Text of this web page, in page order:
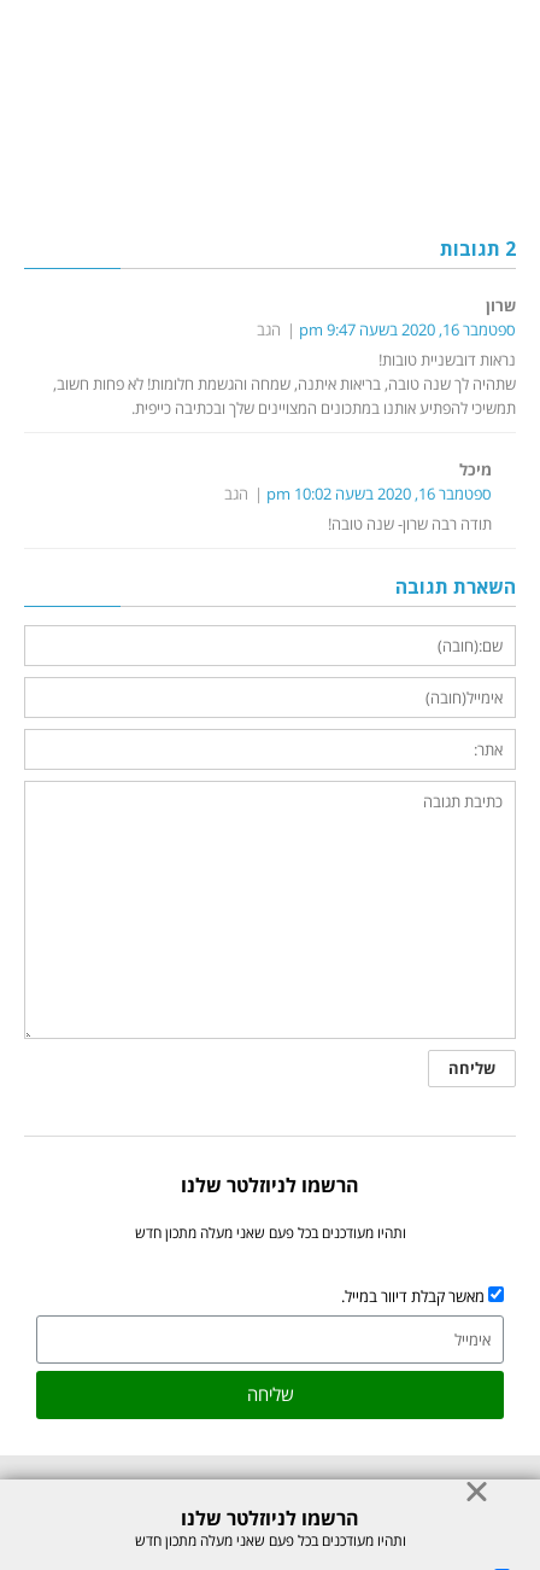
2 תגובות
שרון
ספטמבר 16, 2020 בשעה 9:47 pm
הגב
נראות דובשניית טובות!
שתהיה לך שנה טובה, בריאות איתנה, שמחה והגשמת חלומות! לא פחות חשוב,
תמשיכי להפתיע אותנו במתכונים המצויינים שלך ובכתיבה כייפית.
מיכל
ספטמבר 16, 2020 בשעה 10:02 pm
הגב
תודה רבה שרון- שנה טובה!
השארת תגובה
הרשמו לניוזלטר שלנו
ותהיו מעודכנים בכל פעם שאני מעלה מתכון חדש
מאשר קבלת דיוור במייל.
שליחה
© כל הזכויות לתוכן באתר שמורות למיכל רוזנבך 2026. אין להעתיק או לשכפלהרשמו לניוזלטר שלנו
ותהיו מעודכנים בכל פעם שאני מעלה מתכון חדש